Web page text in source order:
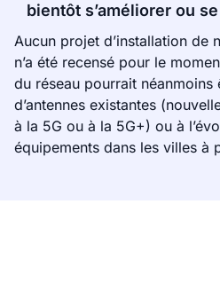
bientôt s’améliorer ou
Aucun projet d’installation de
n’a été recensé pour le
du réseau pourrait
d’antennes existantes
à la 5G ou à la 5G+) ou à
équipements dans les villes à